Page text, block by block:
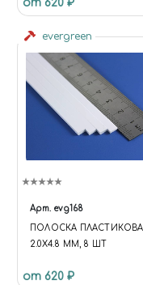
от 620 ₽
evergreen
Арт. evg168
ПОЛОСКА
2.0Х4.8 ММ, 8 ШТ
от 620 ₽